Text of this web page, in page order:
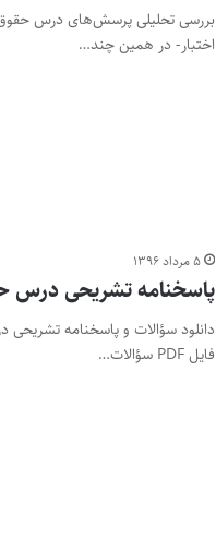
اختبار- در همین چند…
۵ مرداد ۱۳۹۶
پاسخنامه تشریحی درس
فایل PDF سؤالات…